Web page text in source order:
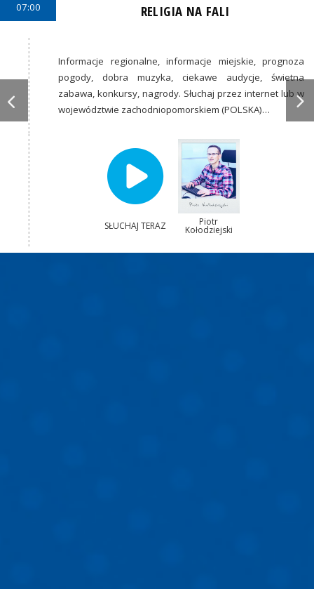
07:00 RELIGIA NA FALI
Informacje regionalne, informacje miejskie, prognoza
pogody, dobra muzyka, ciekawe audycje, świetna
zabawa, konkursy, nagrody. Słuchaj przez internet lub w
województwie zachodniopomorskiem (POLSKA)…
SŁUCHAJ TERAZ Piotr
Kołodziejski